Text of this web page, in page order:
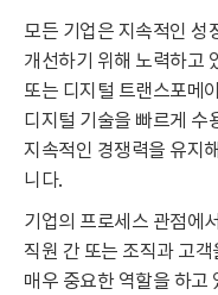
모든 기업은 지속적인 성
개선하기 위해 노력하고
또는 디지털 트랜스포메
디지털 기술을 빠르게 수
지속적인 경쟁력을 유지
니다.
기업의 프로세스 관점에
직원 간 또는 조직과 고
매우 중요한 역할을 하고